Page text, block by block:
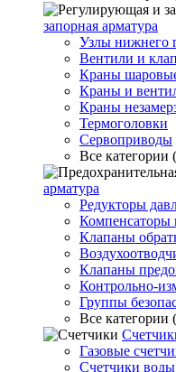
запорная арматура
Узлы нижнего
Вентили и
Краны
Краны и
Краны
Термоголовки
Сервоприводы
Все категории
арматура
Редукторы
Компенсаторы
Клапаны
Клапаны
Контрольно-
Группы
Все категории
Газовые
Счетчики воды